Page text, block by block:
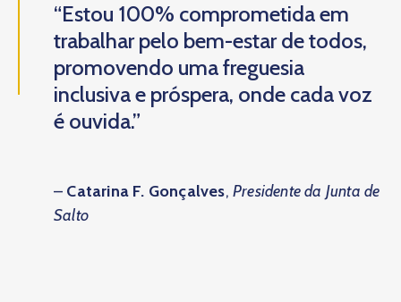
“Estou 100% comprometida em
trabalhar pelo bem-estar de todos,
promovendo uma freguesia
inclusiva e próspera, onde cada voz
é ouvida.”
– Catarina F. Gonçalves, Presidente da Junta de
Salto